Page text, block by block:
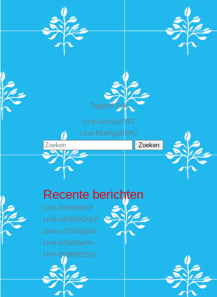
Taggedlink
navigatie
Link-Gec6pz7lFS
Link-KSAPg2OFPU
Zoeken
naar:
Recente berichten
Link-lVefI6edhP
Link-v49BRX2cpY
Link-u1QItxgG6E
Link-IsSaZ6yeXn
Link-lW8698E5sJ